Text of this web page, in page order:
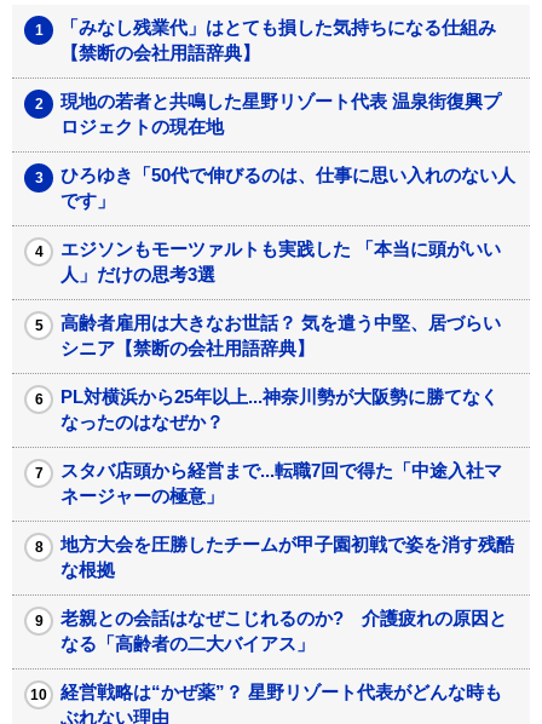
「みなし残業代」はとても損した気持ちになる仕組み
【禁断の会社用語辞典】
現地の若者と共鳴した星野リゾート代表 温泉街復興プ
ロジェクトの現在地
ひろゆき「50代で伸びるのは、仕事に思い入れのない人
です」
エジソンもモーツァルトも実践した 「本当に頭がいい
人」だけの思考3選
高齢者雇用は大きなお世話？ 気を遣う中堅、居づらい
シニア【禁断の会社用語辞典】
PL対横浜から25年以上...神奈川勢が大阪勢に勝てなく
なったのはなぜか？
スタバ店頭から経営まで...転職7回で得た「中途入社マ
ネージャーの極意」
地方大会を圧勝したチームが甲子園初戦で姿を消す残酷
な根拠
老親との会話はなぜこじれるのか? 介護疲れの原因と
なる「高齢者の二大バイアス」
経営戦略は“かぜ薬”？ 星野リゾート代表がどんな時も
ぶれない理由